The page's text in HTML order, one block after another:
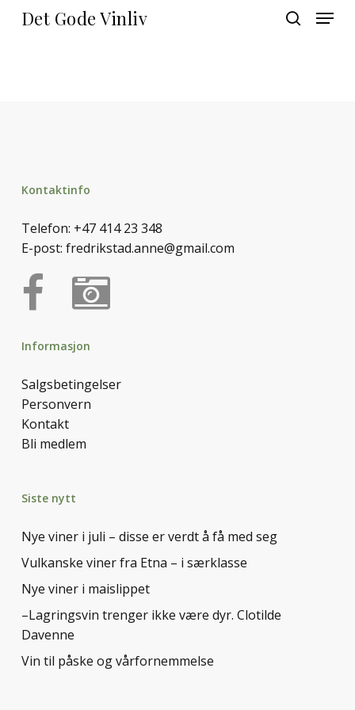
SkipDet Gode Vinliv Menu
Kontaktinfo
Telefon: +47 414 23 348
E-post: fredrikstad.anne@gmail.com
Informasjon
Salgsbetingelser
Personvern
Kontakt
Bli medlem
Siste nytt
Nye viner i juli – disse er verdt å få med seg
Vulkanske viner fra Etna – i særklasse
Nye viner i maislippet
–Lagringsvin trenger ikke være dyr. Clotilde
Davenne
Vin til påske og vårfornemmelse